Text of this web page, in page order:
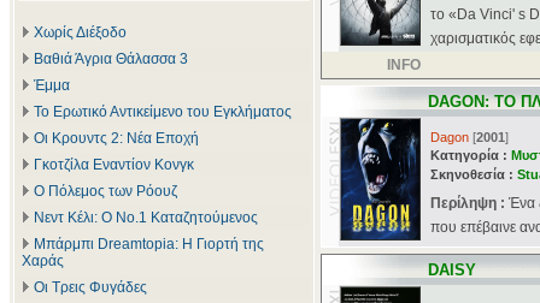
Χωρίς Διέξοδο
Βαθιά Άγρια Θάλασσα 3
Έμμα
Το Ερωτικό Αντικείμενο του Εγκλήματος
Οι Κρουντς 2: Νέα Εποχή
Γκοτζίλα Εναντίον Κονγκ
Ο Πόλεμος των Ρόουζ
Νεντ Κέλι: Ο Νο.1 Καταζητούμενος
Μπάρμπι Dreamtopia: Η Γιορτή της
Χαράς
Οι Τρεις Φυγάδες
το «Da Vinci' s
χαρισματικός
INFO
DAGON: ΤΟ
Dagon [2001]
Κατηγορία :
Σκηνοθεσία :
Περίληψη : Ένα
που επέβαινε
DAISY